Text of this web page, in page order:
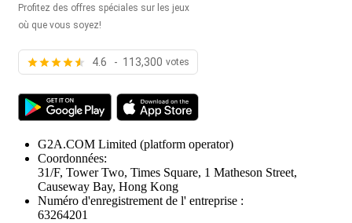
Profitez des offres spéciales sur les jeux
où que vous soyez!
4.6 - 113,300 votes
G2A.COM Limited (platform operator)
Coordonnées:
31/F, Tower Two, Times Square, 1 Matheson Street,
Causeway Bay, Hong Kong
Numéro d'enregistrement de l' entreprise :
63264201